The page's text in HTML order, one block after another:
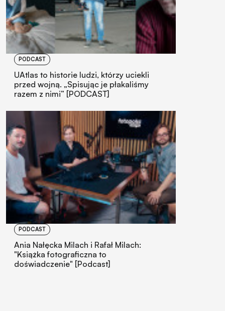
PODCAST
UAtlas to historie ludzi, którzy uciekli
przed wojną. „Spisując je płakaliśmy
razem z nimi” [PODCAST]
PODCAST
Ania Nałęcka Milach i Rafał Milach:
"Książka fotograficzna to
doświadczenie" [Podcast]